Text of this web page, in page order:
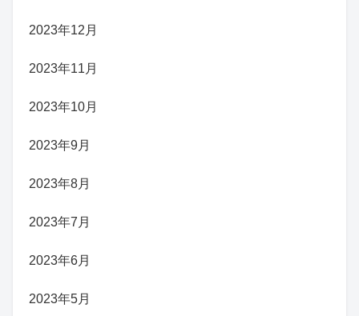
2023年12月
2023年11月
2023年10月
2023年9月
2023年8月
2023年7月
2023年6月
2023年5月